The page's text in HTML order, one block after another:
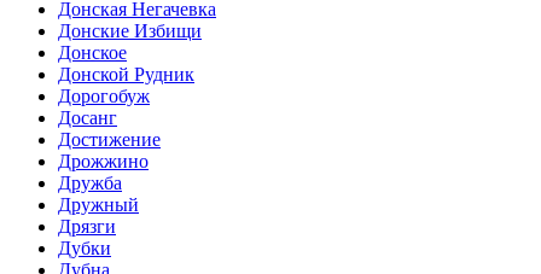
Донская Негачевка
Донские Избищи
Донское
Донской Рудник
Дорогобуж
Досанг
Достижение
Дрожжино
Дружба
Дружный
Дрязги
Дубки
Дубна